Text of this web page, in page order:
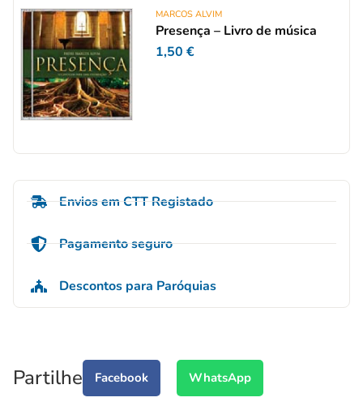
MARCOS ALVIM
Presença – Livro de música
1,50€
Envios em CTT Registado
Pagamento seguro
Descontos para Paróquias
Partilhe Facebook WhatsApp